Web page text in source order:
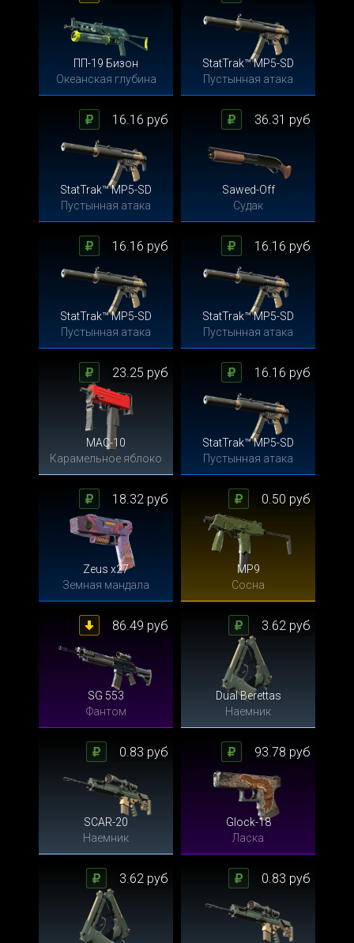
ПП-19 Бизон
Океанская глубина
StatTrak™ MP5-SD
Пустынная атака
StatTrak™ MP5-SD
Пустынная атака
16.16 руб
Sawed-Off
Судак
36.31 руб
StatTrak™ MP5-SD
Пустынная атака
16.16 руб
StatTrak™ MP5-SD
Пустынная атака
16.16 руб
MAC-10
Карамельное яблоко
23.25 руб
StatTrak™ MP5-SD
Пустынная атака
16.16 руб
Zeus x27
Земная мандала
18.32 руб
MP9
Сосна
0.50 руб
SG 553
Фантом
86.49 руб
Dual Berettas
Наемник
3.62 руб
SCAR-20
Наемник
0.83 руб
Glock-18
Ласка
93.78 руб
3.62 руб 0.83 руб